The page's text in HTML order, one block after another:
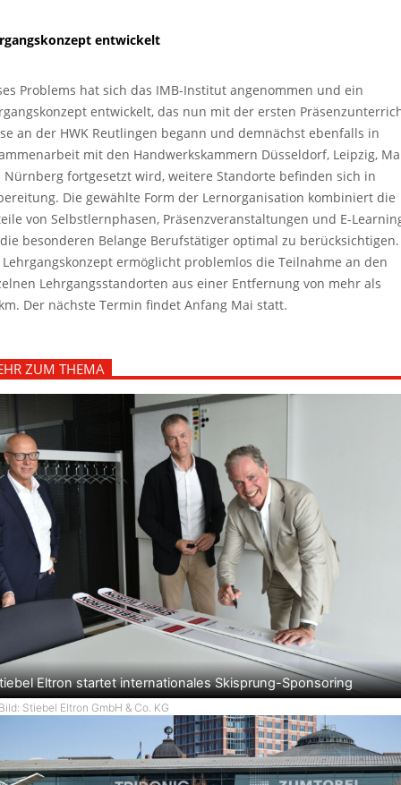
entwickelt
Problems hat sich das IMB-Institut angenommen und ein
entwickelt, das nun mit der ersten
an der HWK Reutlingen begann und demnächst ebenfalls in
mit den Handwerkskammern Düsseldorf, Leipzig,
Nürnberg fortgesetzt wird, weitere Standorte befinden sich in
Die gewählte Form der Lernorganisation kombiniert die
von Selbstlernphasen, Präsenzveranstaltungen und E-
besonderen Belange Berufstätiger optimal zu berücksichtigen.
Lehrgangskonzept ermöglicht problemlos die Teilnahme an den
Lehrgangsstandorten aus einer Entfernung von mehr als
Der nächste Termin findet Anfang Mai statt.
ZUM THEMA
Eltron startet internationales Skisprung-Sponsoring
Stiebel Eltron GmbH & Co. KG